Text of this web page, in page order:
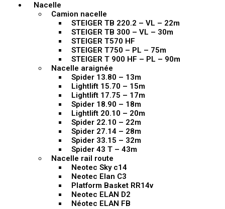
Nacelle
Camion nacelle
STEIGER TB 220.2 – VL – 22m
STEIGER TB 300 – VL – 30m
STEIGER T570 HF
STEIGER T750 – PL – 75m
STEIGER T 900 HF – PL – 90m
Nacelle araignée
Spider 13.80 – 13m
Lightlift 15.70 – 15m
Lightlift 17.75 – 17m
Spider 18.90 – 18m
Lightlift 20.10 – 20m
Spider 22.10 – 22m
Spider 27.14 – 28m
Spider 33.15 – 32m
Spider 43 T – 43m
Nacelle rail route
Neotec Sky c14
Neotec Elan C3
Platform Basket RR14v
Neotec ELAN D2
Néotec ELAN FB